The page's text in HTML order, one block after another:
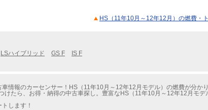
HS（11年10月～12年12月）の燃費・
LSハイブリッド GS F IS F
情報のカーセンサー！HS（11年10月～12年12月モデル）の燃費が分かり
けたら、お得・納得の中古車探し。豊富なHS（11年10月～12年12月モ
します！